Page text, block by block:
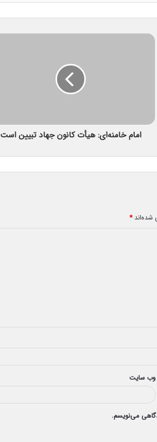
امام خامنه‌ای: هیأت کانون جهاد تبیین است
شده‌اند*
وب‌ سایت
می‌نویسم.